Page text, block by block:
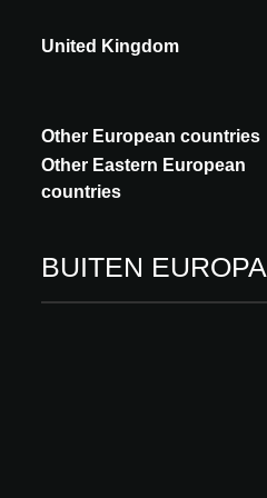
United Kingdom
Other European countries
Other Eastern European
countries
BUITEN EUROPA
INNOVATIES
Technieken
Software & digital services